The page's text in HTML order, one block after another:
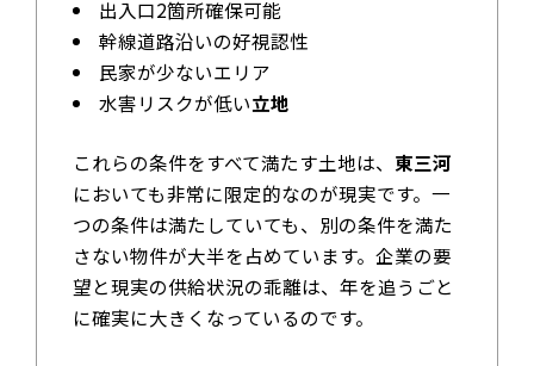
出入口2箇所確保可能
幹線道路沿いの好視認性
民家が少ないエリア
水害リスクが低い立地
これらの条件をすべて満たす土地は、 東三河
においても非常に限定的なのが現実です。一
つの条件は満たしていても、別の条件を満た
さない物件が大半を占めています。企業の要
望と現実の供給状況の乖離は、年を追うごと
に確実に大きくなっているのです。